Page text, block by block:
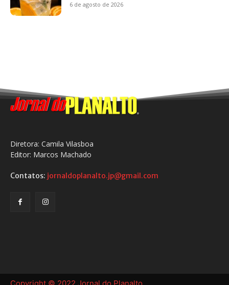
6 de agosto de 2026
Diretora: Camila Vilasboa
Editor: Marcos Machado
Contatos: jornaldoplanalto.jp@gmail.com